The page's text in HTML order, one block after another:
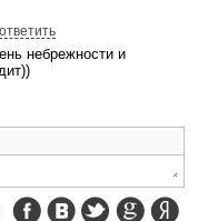
ответить
небрежности и